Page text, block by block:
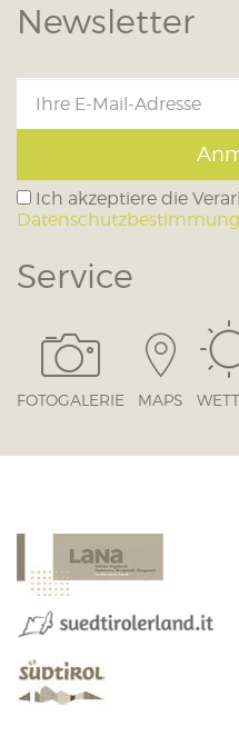
Newsletter
Ich akzeptiere die
Service
FOTOGALERIE MAPS